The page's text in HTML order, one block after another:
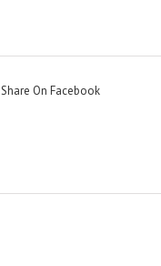
Share On Facebook